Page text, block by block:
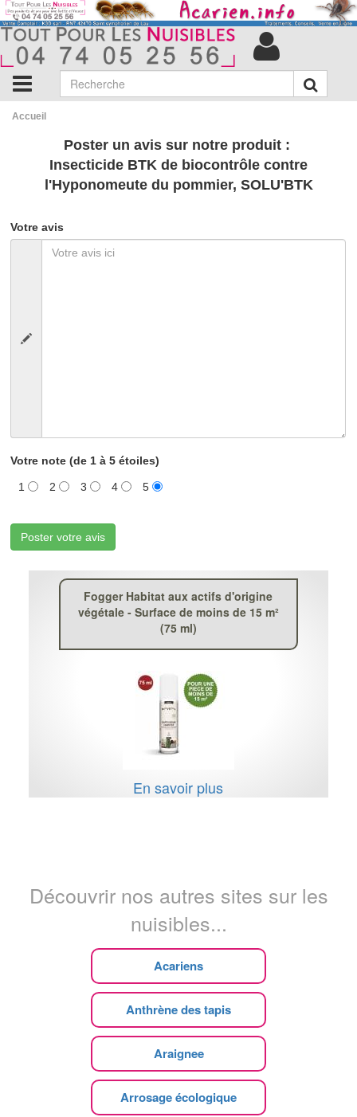
Accueil
Poster un avis sur notre produit :
Insecticide BTK de biocontrôle contre
l'Hyponomeute du pommier, SOLU'BTK
Votre avis
Votre note (de 1 à 5 étoiles)
1 2 3 4 5
Poster votre avis
Fogger Habitat aux actifs d'origine
végétale - Surface de moins de 15 m²
(75 ml)
En savoir plus
Découvrir nos autres sites sur les
nuisibles...
Acariens
Anthrène des tapis
Araignee
Arrosage écologique